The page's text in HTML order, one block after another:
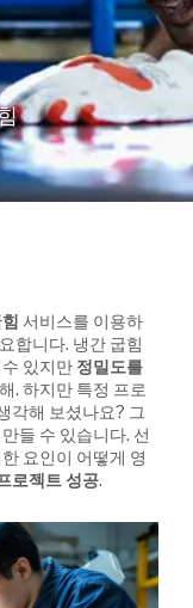
서비스를 이용하
합니다. 냉간 굽힘
있지만 정밀도를
. 하지만 특정 프로
각해 보셨나요? 그
들 수 있습니다. 선
요인이 어떻게 영
로젝트 성공.